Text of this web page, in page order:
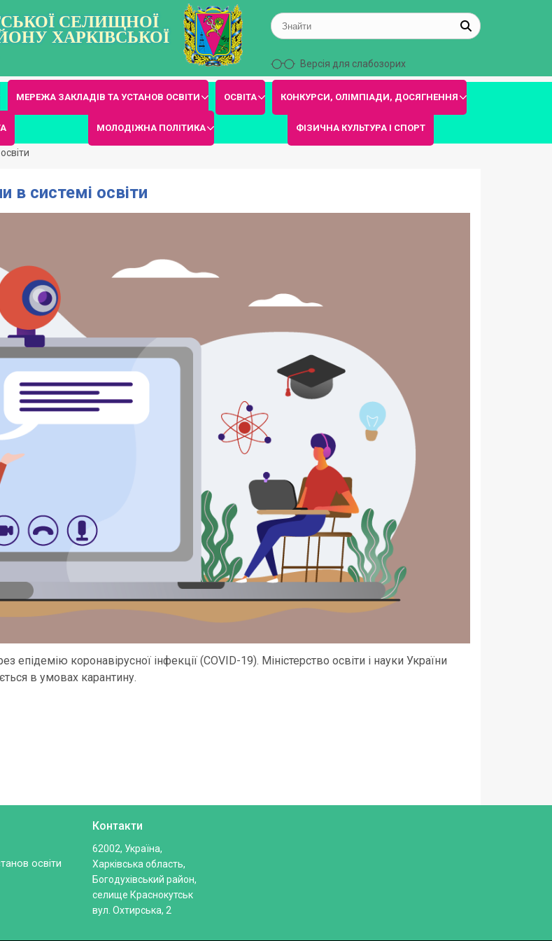
СЕЛИЩНОЇ
ХАРКІВСЬКОЇ
Версія для слабозорих
МЕРЕЖА ЗАКЛАДІВ ТА УСТАНОВ ОСВІТИ ОСВІТА КОНКУРСИ, ОЛІМПІАДИ, ДОСЯГНЕННЯ
МОЛОДІЖНА ПОЛІТИКА ФІЗИЧНА КУЛЬТУРА І СПОРТ
в системі освіти
епідемію коронавірусної інфекції (COVID-19). Міністерство освіти і науки України
в умовах карантину.
освіти
Контакти
62002, Україна,
Харківська область,
Богодухівський район,
селище Краснокутськ
вул. Охтирська, 2